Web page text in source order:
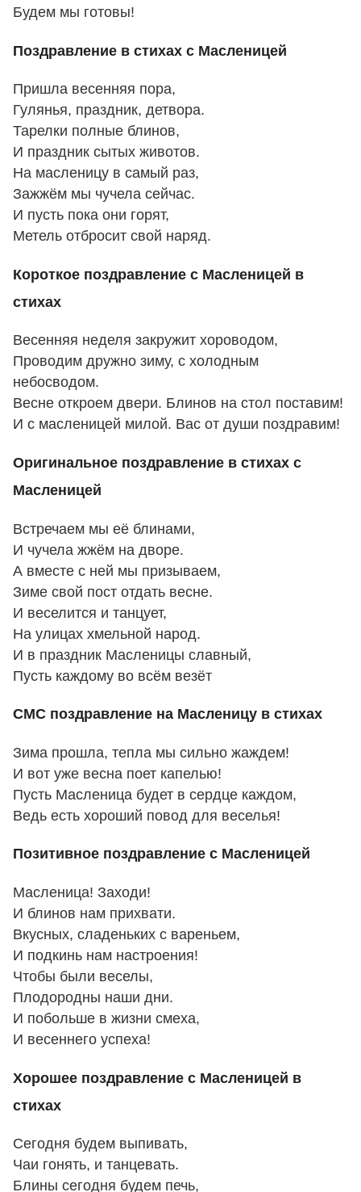
Будем мы готовы!
Поздравление в стихах с Масленицей
Пришла весенняя пора,
Гулянья, праздник, детвора.
Тарелки полные блинов,
И праздник сытых животов.
На масленицу в самый раз,
Зажжём мы чучела сейчас.
И пусть пока они горят,
Метель отбросит свой наряд.
Короткое поздравление с Масленицей в
стихах
Весенняя неделя закружит хороводом,
Проводим дружно зиму, с холодным
небосводом.
Весне откроем двери. Блинов на стол поставим!
И с масленицей милой. Вас от души поздравим!
Оригинальное поздравление в стихах с
Масленицей
Встречаем мы её блинами,
И чучела жжём на дворе.
А вместе с ней мы призываем,
Зиме свой пост отдать весне.
И веселится и танцует,
На улицах хмельной народ.
И в праздник Масленицы славный,
Пусть каждому во всём везёт
СМС поздравление на Масленицу в стихах
Зима прошла, тепла мы сильно жаждем!
И вот уже весна поет капелью!
Пусть Масленица будет в сердце каждом,
Ведь есть хороший повод для веселья!
Позитивное поздравление с Масленицей
Масленица! Заходи!
И блинов нам прихвати.
Вкусных, сладеньких с вареньем,
И подкинь нам настроения!
Чтобы были веселы,
Плодородны наши дни.
И побольше в жизни смеха,
И весеннего успеха!
Хорошее поздравление с Масленицей в
стихах
Сегодня будем выпивать,
Чаи гонять, и танцевать.
Блины сегодня будем печь,